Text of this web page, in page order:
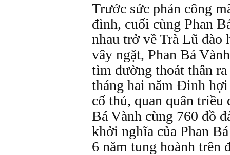
Trước sức phản công
đình, cuối cùng Phan
nhau trở về Trà Lũ đào
vây ngặt, Phan Bá
tìm đường thoát thân
tháng hai năm Đinh
cố thủ, quan quân
Bá Vành cùng 760 đồ
khởi nghĩa của Phan
6 năm tung hoành trên